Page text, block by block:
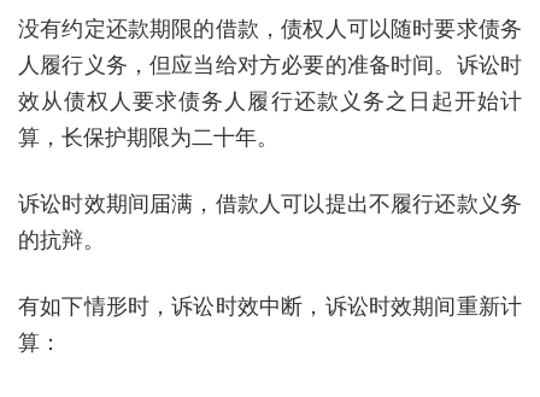
没有约定还款期限的借款，债权人可以随时要求债务
人履行义务，但应当给对方必要的准备时间。诉讼时
效从债权人要求债务人履行还款义务之日起开始计
算，长保护期限为二十年。
诉讼时效期间届满，借款人可以提出不履行还款义务
的抗辩。
有如下情形时，诉讼时效中断，诉讼时效期间重新计
算：